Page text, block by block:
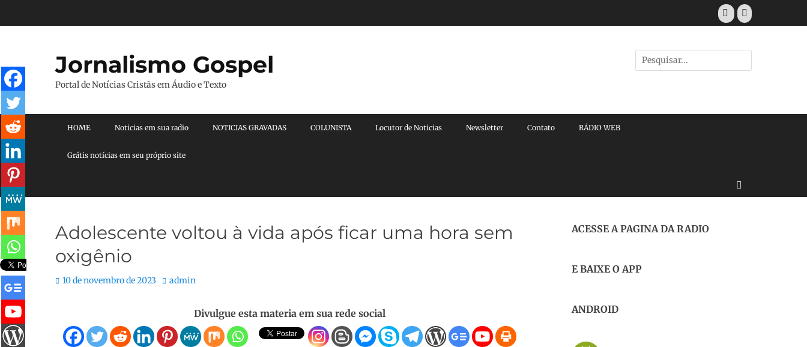
para
Facebook
E-
mail
Jornalismo Gospel
Portal de Notícias Cristãs em Áudio e Texto
Pesquisar
por:
Menu principal
HOME Noticias em sua radio NOTICIAS GRAVADAS COLUNISTA Locutor de Noticias Newsletter Contato RÁDIO WEB
Grátis notícias em seu próprio site
Adolescente voltou à vida após ficar uma hora sem
oxigênio
Posted
10 de novembro de 2023 Autor:
admin
Divulgue esta materia em sua rede social
ACESSE A PAGINA DA RADIO
E BAIXE O APP
ANDROID